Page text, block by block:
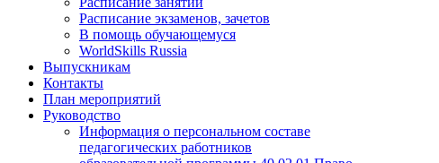
Расписание экзаменов, зачетов
В помощь обучающемуся
WorldSkills Russia
Выпускникам
Контакты
План мероприятий
Руководство
Информация о персональном составе
педагогических работников